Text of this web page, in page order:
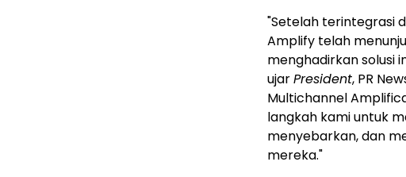
"Setelah terintegrasi
Amplify telah
menghadirkan solusi
ujarPresident, PR
Multichannel
langkah kami untuk
menyebarkan, dan
mereka."